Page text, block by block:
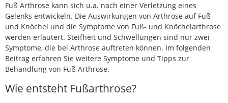
Fuß Arthrose kann sich u.a. nach einer Verletzung eines
Gelenks entwickeln. Die Auswirkungen von Arthrose auf Fuß
und Knöchel und die Symptome von Fuß- und Knöchelarthrose
werden erläutert. Steifheit und Schwellungen sind nur zwei
Symptome, die bei Arthrose auftreten können. Im folgenden
Beitrag erfahren Sie weitere Symptome und Tipps zur
Behandlung von Fuß Arthrose.
Wie entsteht Fußarthrose?